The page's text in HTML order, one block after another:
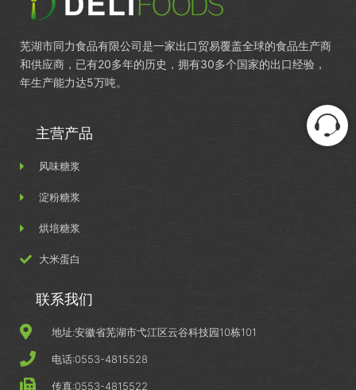
芜湖市同力食品有限公司是一家出口贸易覆盖全球的食品生产商
和供应商，已有20多年的历史，拥有30多个国家的出口经验，
年生产能力达5万吨。
主营产品
风味糖浆
淀粉糖浆
烘培糖浆
大米蛋白
联系我们
地址:安徽省芜湖市弋江区云谷科技园10栋101
电话:0553-4815528
传真:0553-4815522